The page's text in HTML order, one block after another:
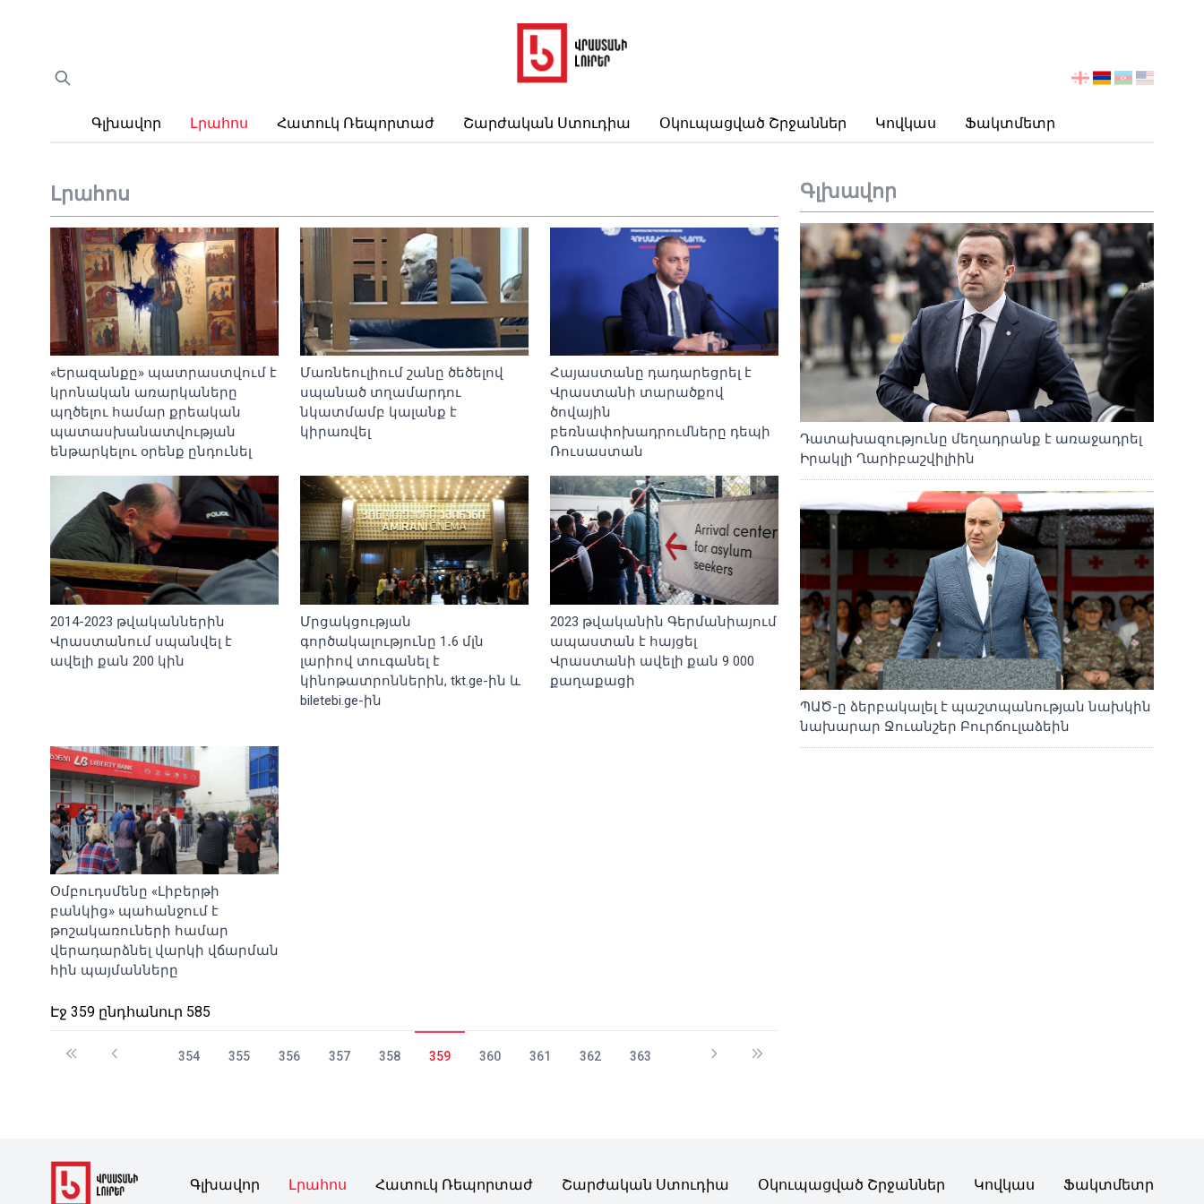
Գլխավոր Լրահոս Հատուկ Ռեպորտաժ Շարժական Ստուդիա Օկուպացված Շրջաններ Կովկաս Ֆակտմետր
აირჩიეთ
Լրահոս
«Երազանքը» պատրաստվում է
կրոնական առարկաները
պղծելու համար քրեական
պատասխանատվության
ենթարկելու օրենք ընդունել
Մառնեուլիում շանը ծեծելով
սպանած տղամարդու
նկատմամբ կալանք է
կիրառվել
Հայաստանը դադարեցրել է
Վրաստանի տարածքով
ծովային
բեռնափոխադրումները դեպի
Ռուսաստան
2014-2023 թվականներին
Վրաստանում սպանվել է
ավելի քան 200 կին
Մրցակցության
գործակալությունը 1․6 մլն
լարիով տուգանել է
կինոթատրոններին, tkt.ge-ին և
biletebi.ge-ին
2023 թվականին Գերմանիայում
ապաստան է հայցել
Վրաստանի ավելի քան 9 000
քաղաքացի
Օմբուդսմենը «Լիբերթի
բանկից» պահանջում է
թոշակառուների համար
վերադարձնել վարկի վճարման
հին պայմանները
Էջ 359 ընդհանուր 585
354 355 356 357 358 359 360 361 362 363
Գլխավոր
Դատախազությունը մեղադրանք է առաջադրել
Իրակլի Ղարիբաշվիլիին
ՊԱԾ-ը ձերբակալել է պաշտպանության նախկին
նախարար Ջուանշեր Բուրճուլաձեին
Գլխավոր Լրահոս Հատուկ Ռեպորտաժ Շարժական Ստուդիա Օկուպացված Շրջաններ Կովկաս Ֆակտմետր